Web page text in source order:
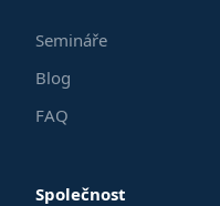
Semináře
Blog
FAQ
Společnost